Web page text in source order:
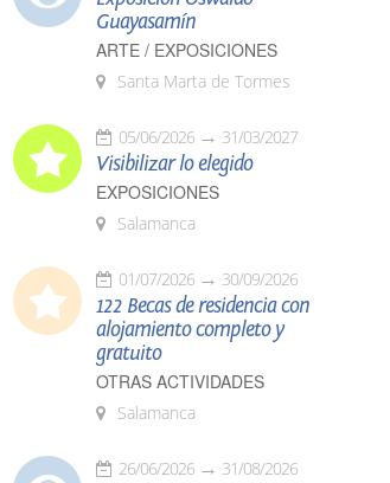
Guayasamín
ARTE / EXPOSICIONES
Santa Marta de Tormes
05/06/2026 31/03/2027
Visibilizar lo elegido
EXPOSICIONES
Salamanca
01/07/2026 30/09/2026
122 Becas de residencia con
alojamiento completo y
gratuito
OTRAS ACTIVIDADES
Salamanca
26/06/2026 31/08/2026